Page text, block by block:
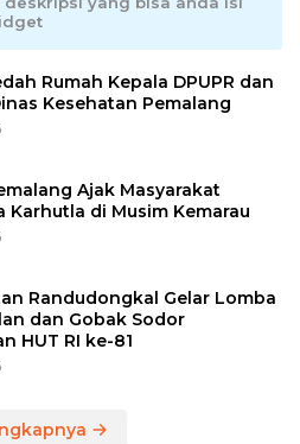
Rumah Kepala DPUPR dan
Kesehatan Pemalang
Ajak Masyarakat
Karhutla di Musim Kemarau
Randudongkal Gelar Lomba
dan Gobak Sodor
HUT RI ke-81